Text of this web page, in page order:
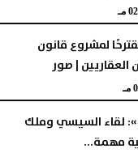
مـ
لمشروع قانون
العقاريين | صور
لقاء السيسي وملك
مهمة...